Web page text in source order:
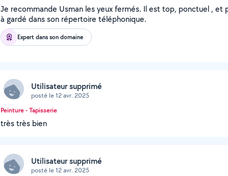
Je recommande Usman les yeux fermés. Il est top, ponctuel , et
à gardé dans son répertoire téléphonique.
Expert dans son domaine
Utilisateur supprimé
posté le 12 avr. 2025
Peinture - Tapisserie
très très bien
Utilisateur supprimé
posté le 12 avr. 2025